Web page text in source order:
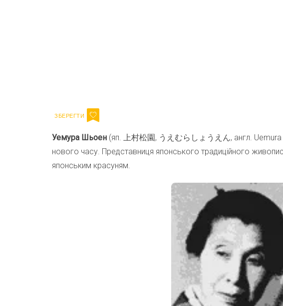
Уемура Шьоен (яп. 上村松園, うえむらしょうえん, англ.
нового часу. Представниця японського традиційного
японським красуням.